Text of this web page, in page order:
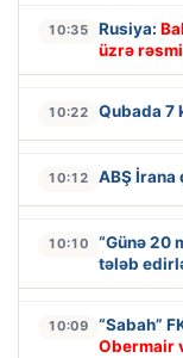
10:35 Rusiya:
üzrə rəsmi
10:22 Qubada 7
10:12 ABŞ İrana
10:10
“Günə 20
tələb
10:09 “Sabah”
Obermair